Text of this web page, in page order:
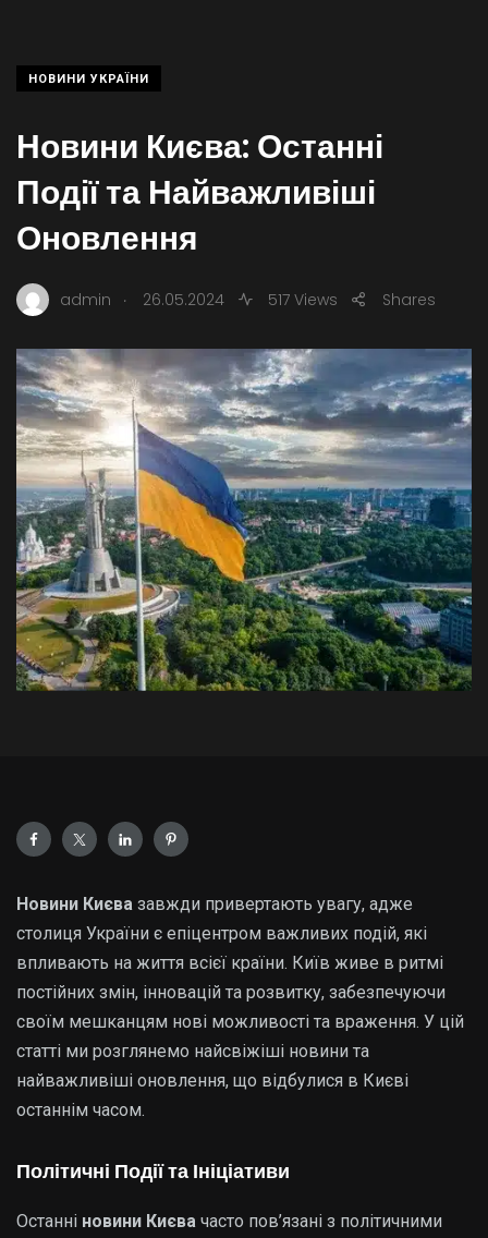
НОВИНИ УКРАЇНИ
Новини Києва: Останні
Події та Найважливіші
Оновлення
admin . 26.05.2024 517 Views Shares
Новини Києва завжди привертають увагу, адже
столиця України є епіцентром важливих подій, які
впливають на життя всієї країни. Київ живе в ритмі
постійних змін, інновацій та розвитку, забезпечуючи
своїм мешканцям нові можливості та враження. У цій
статті ми розглянемо найсвіжіші новини та
найважливіші оновлення, що відбулися в Києві
останнім часом.
Політичні Події та Ініціативи
Останні новини Києва часто пов’язані з політичними